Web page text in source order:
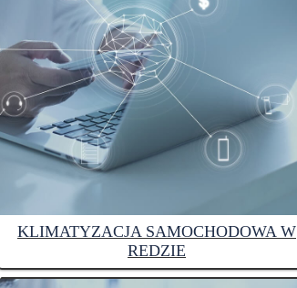
KLIMATYZACJA SAMOCHODOWA W
REDZIE